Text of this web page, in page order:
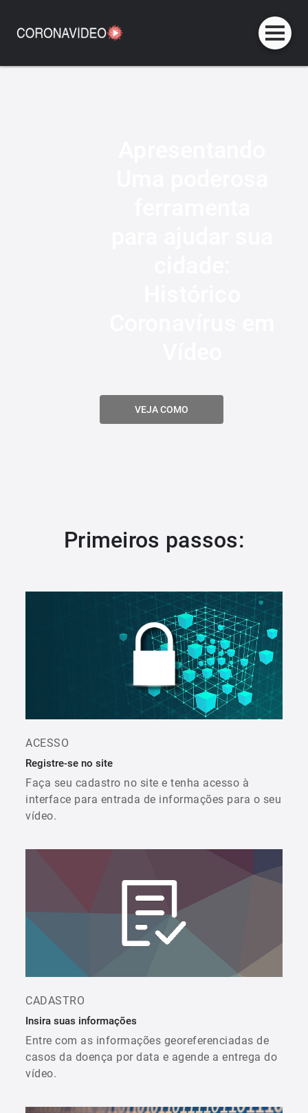
VEJA COMO
Primeiros passos:
ACESSO
Registre-se no site
Faça seu cadastro no site e tenha acesso à
interface para entrada de informações para o seu
vídeo.
CADASTRO
Insira suas informações
Entre com as informações georeferenciadas de
casos da doença por data e agende a entrega do
vídeo.